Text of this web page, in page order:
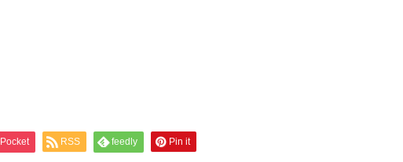
Pocket RSS feedly Pin it